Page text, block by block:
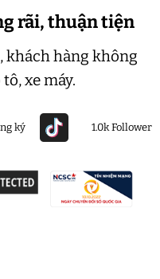
rãi, thuận tiện
khách hàng không
xe máy.
ký 1.0k Follower